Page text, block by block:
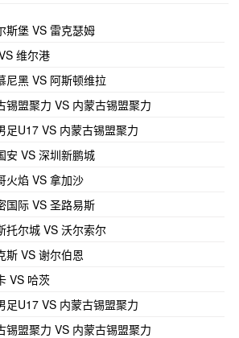
斯堡 VS 雷克瑟姆
维尔港
尼黑 VS 阿斯顿维拉
锡盟聚力 VS 内蒙古锡盟聚力
足U17 VS 内蒙古锡盟聚力
安 VS 深圳新鹏城
火焰 VS 拿加沙
国际 VS 圣路易斯
托尔城 VS 沃尔索尔
斯 VS 谢尔伯恩
VS 哈茨
足U17 VS 内蒙古锡盟聚力
锡盟聚力 VS 内蒙古锡盟聚力